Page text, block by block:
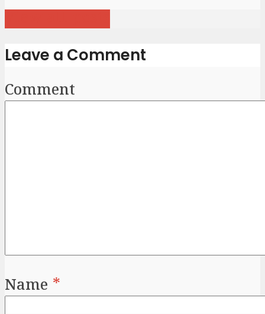
Leave a Comment
Comment
Name *